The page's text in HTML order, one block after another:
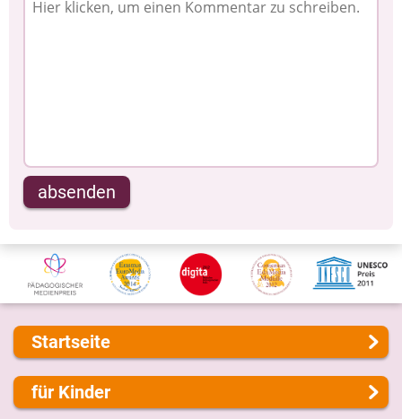
absenden
Startseite
Über uns
Presse
für Kinder